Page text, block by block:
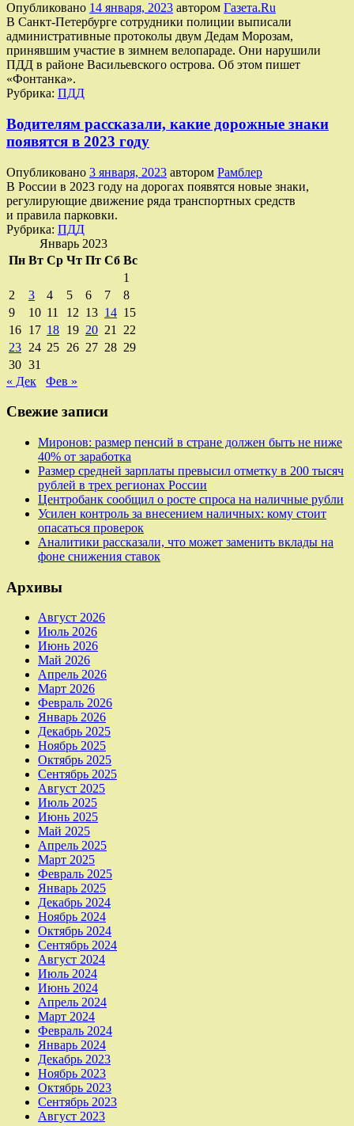
Опубликовано 14 января, 2023 автором Газета.Ru
В Санкт-Петербурге сотрудники полиции выписали
административные протоколы двум Дедам Морозам,
принявшим участие в зимнем велопараде. Они нарушили
ПДД в районе Васильевского острова. Об этом пишет
«Фонтанка».
Рубрика: ПДД
Водителям рассказали, какие дорожные знаки
появятся в 2023 году
Опубликовано 3 января, 2023 автором Рамблер
В России в 2023 году на дорогах появятся новые знаки,
регулирующие движение ряда транспортных средств
и правила парковки.
Рубрика: ПДД
Январь 2023
Пн Вт Ср Чт Пт Сб Вс
1
2
3 4 5 6 7
8
9
10 11 12 13 14 15
16 17 18 19 20 21
22
23 24 25 26 27 28 29
30 31
« Дек
Фев »
Свежие записи
Миронов: размер пенсий в стране должен быть не ниже
40% от заработка
Размер средней зарплаты превысил отметку в 200 тысяч
рублей в трех регионах России
Центробанк сообщил о росте спроса на наличные рубли
Усилен контроль за внесением наличных: кому стоит
опасаться проверок
Аналитики рассказали, что может заменить вклады на
фоне снижения ставок
Архивы
Август 2026
Июль 2026
Июнь 2026
Май 2026
Апрель 2026
Март 2026
Февраль 2026
Январь 2026
Декабрь 2025
Ноябрь 2025
Октябрь 2025
Сентябрь 2025
Август 2025
Июль 2025
Июнь 2025
Май 2025
Апрель 2025
Март 2025
Февраль 2025
Январь 2025
Декабрь 2024
Ноябрь 2024
Октябрь 2024
Сентябрь 2024
Август 2024
Июль 2024
Июнь 2024
Апрель 2024
Март 2024
Февраль 2024
Январь 2024
Декабрь 2023
Ноябрь 2023
Октябрь 2023
Сентябрь 2023
Август 2023